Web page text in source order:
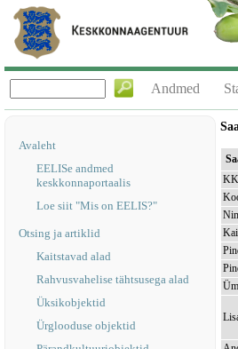
Andmed
Avaleht
EELISe andmed
keskkonnaportaalis
Loe siit "Mis on EELIS?"
Otsing ja artiklid
Kaitstavad alad
Rahvusvahelise tähtsusega alad
Üksikobjektid
Ürglooduse objektid